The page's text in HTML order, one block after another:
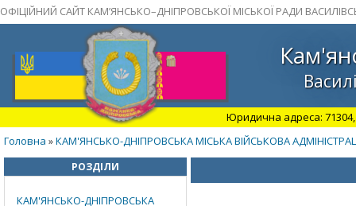
ОФІЦІЙНИЙ САЙТ КАМ’ЯНСЬКО–ДНІПРОВСЬКОЇ МІСЬКОЇ РАДИ
Юридична адреса: 71304,
Головна »КАМ'ЯНСЬКО-ДНІПРОВСЬКА МІСЬКА ВІЙСЬКОВА
РОЗДІЛИ
КАМ'ЯНСЬКО-ДНІПРОВСЬКА